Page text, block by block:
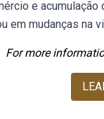
e
em mudanças na
For more